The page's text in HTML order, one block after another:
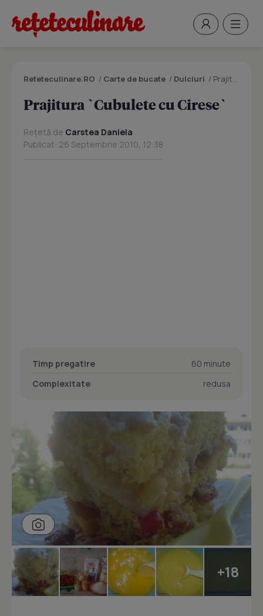
Reteteculinare.RO / Carte de bucate / Dulciuri / Prajitura `Cubulete cu Cirese`
Prajitura `Cubulete cu Cirese`
Rețetă de Carstea Daniela
Publicat: 26 Septembrie 2010, 12:38
Timp pregatire
60 minute
Complexitate
redusa
+18